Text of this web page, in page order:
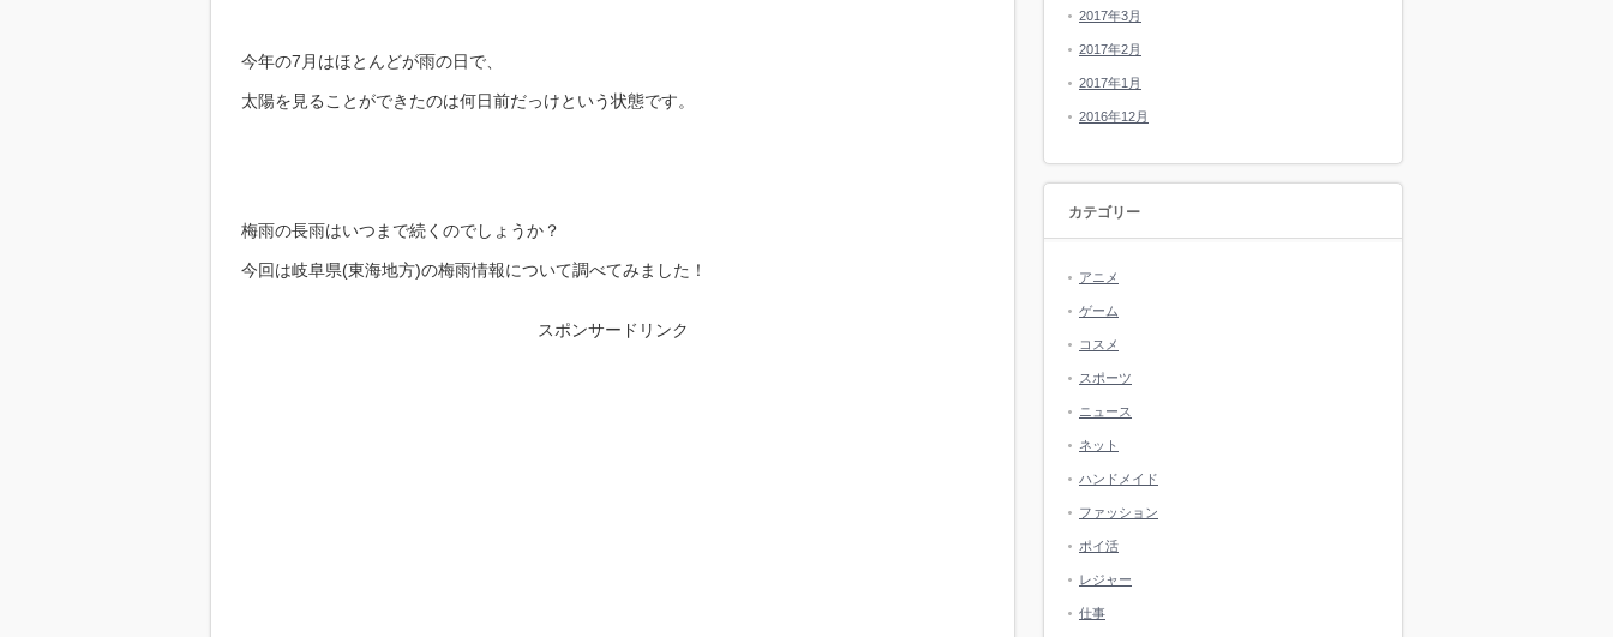
今年の7月はほとんどが雨の日で、
太陽を見ることができたのは何日前だっけという状態です。
梅雨の長雨はいつまで続くのでしょうか？
今回は岐阜県(東海地方)の梅雨情報について調べてみました！
スポンサードリンク
2017年3月
2017年2月
2017年1月
2016年12月
カテゴリー
アニメ
ゲーム
コスメ
スポーツ
ニュース
ネット
ハンドメイド
ファッション
ポイ活
レジャー
仕事